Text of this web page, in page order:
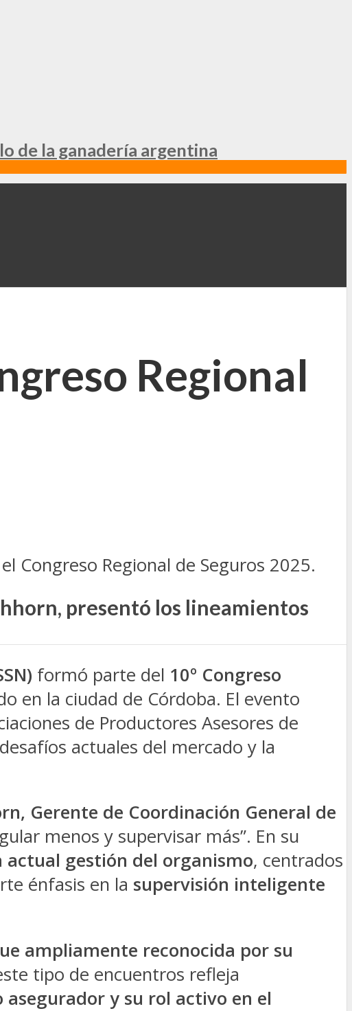
de la ganadería argentina
Regional
Congreso Regional de Seguros 2025.
presentó los lineamientos
formó parte del 10º Congreso
en la ciudad de Córdoba. El evento
de Productores Asesores de
actuales del mercado y la
Gerente de Coordinación General de
menos y supervisar más”. En su
gestión del organismo, centrados
énfasis en la supervisión inteligente
ampliamente reconocida por su
tipo de encuentros refleja
y su rol activo en el